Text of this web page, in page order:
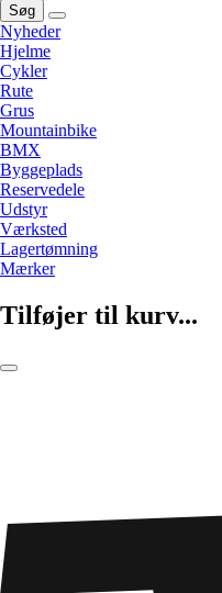
Søg
Nyheder
Hjelme
Cykler
Rute
Grus
Mountainbike
BMX
Byggeplads
Reservedele
Udstyr
Værksted
Lagertømning
Mærker
Tilføjer til kurv...